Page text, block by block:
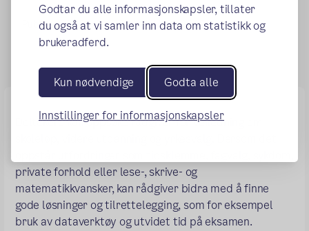
Godtar du alle informasjonskapsler, tillater
du også at vi samler inn data om statistikk og
brukeradferd.
Kun nødvendige Godta alle
Innstillinger for informasjonskapsler
Publisert:03.06.2015Endret:14.04.2026
Deltakere kan oppsøke rådgiver for veiledning om
private forhold eller lese-, skrive- og
matematikkvansker, kan rådgiver bidra med å finne
gode løsninger og tilrettelegging, som for eksempel
bruk av dataverktøy og utvidet tid på eksamen.